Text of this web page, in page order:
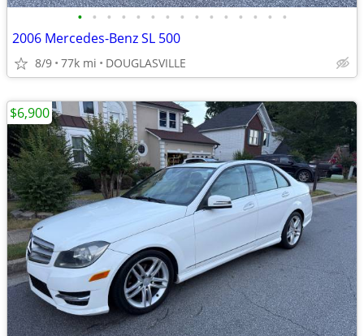
• • • • • • • • • • • • • • •
2006 Mercedes-Benz SL 500
8/9 77k mi DOUGLASVILLE
$6,900